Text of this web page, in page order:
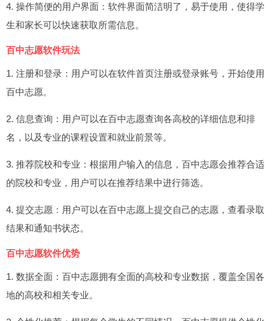
4. 操作简便的用户界面：软件界面简洁明了，易于使用，使得学
生和家长可以快速获取所需信息。
百中志愿软件玩法
1. 注册和登录：用户可以在软件首页注册或登录账号，开始使用
百中志愿。
2. 信息查询：用户可以在百中志愿查询各高校的详细信息和排
名，以及专业的课程设置和就业前景等。
3. 推荐院校和专业：根据用户输入的信息，百中志愿会推荐合适
的院校和专业，用户可以在推荐结果中进行筛选。
4. 提交志愿：用户可以在百中志愿上提交自己的志愿，查看录取
结果和通知书状态。
百中志愿软件优势
1. 数据全面：百中志愿拥有全面的高校和专业数据，覆盖全国各
地的高校和相关专业。